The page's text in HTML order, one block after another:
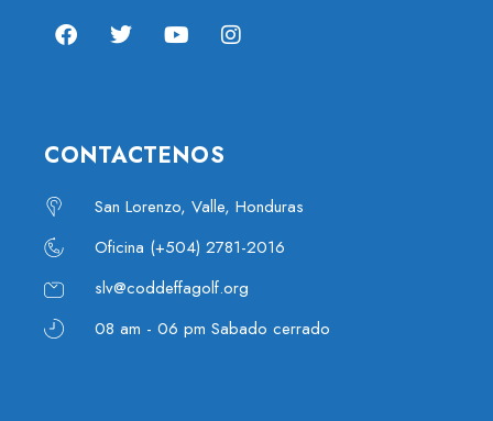
CONTACTENOS
San Lorenzo, Valle, Honduras
Oficina (+504) 2781-2016
slv@coddeffagolf.org
08 am - 06 pm Sabado cerrado